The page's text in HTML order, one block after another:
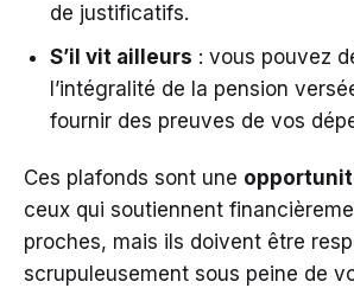
de justificatifs.
S’il vit ailleurs : vous pouvez
l’intégralité de la pension
fournir des preuves de vos
Ces plafonds sont une
ceux qui soutiennent
proches, mais ils doivent être
scrupuleusement sous peine de